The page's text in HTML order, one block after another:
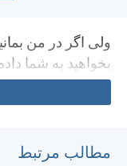
ولی اگر در من
بخواهيد به شما
مطالب مرتبط